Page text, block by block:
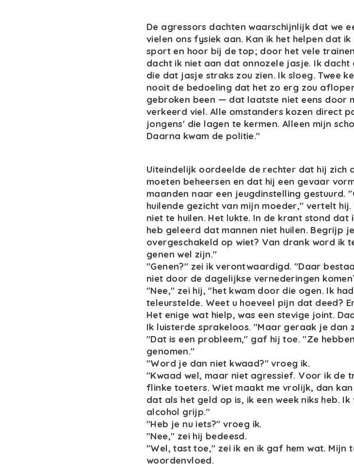
De agressors dachten waarschijnlijk dat we
vielen ons fysiek aan. Kan ik het helpen dat
sport en hoor bij de top; door het vele
dacht ik niet aan dat onnozele jasje. Ik
die dat jasje straks zou zien. Ik sloeg. Twee
nooit de bedoeling dat het zo erg zou
gebroken been — dat laatste niet eens door
verkeerd viel. Alle omstanders kozen direct
jongens' die lagen te kermen. Alleen mijn
Daarna kwam de politie."
Uiteindelijk oordeelde de rechter dat hij zich
moeten beheersen en dat hij een gevaar
maanden naar een jeugdinstelling gestuurd.
huilende gezicht van mijn moeder," vertelt
niet te huilen. Het lukte. In de krant stond
heb geleerd dat mannen niet huilen. Begrijp
overgeschakeld op wiet? Van drank word ik
genen wel zijn."
"Genen?" zei ik verontwaardigd. "Daar
niet door de dagelijkse vernederingen
"Nee," zei hij, "het kwam door die ogen. Ik
teleurstelde. Weet u hoeveel pijn dat deed?
Het enige wat hielp, was een stevige joint.
Ik luisterde sprakeloos. "Maar geraak je dan
"Dat is een probleem," gaf hij toe. "Ze
genomen."
"Word je dan niet kwaad?" vroeg ik.
"Kwaad wel, maar niet agressief. Voor ik de
flinke toeters. Wiet maakt me vrolijk, dan
dat als het geld op is, ik een week niks heb.
alcohol grijp."
"Heb je nu iets?" vroeg ik.
"Nee," zei hij bedeesd.
"Wel, tast toe," zei ik en ik gaf hem wat. Mijn
woordenvloed.